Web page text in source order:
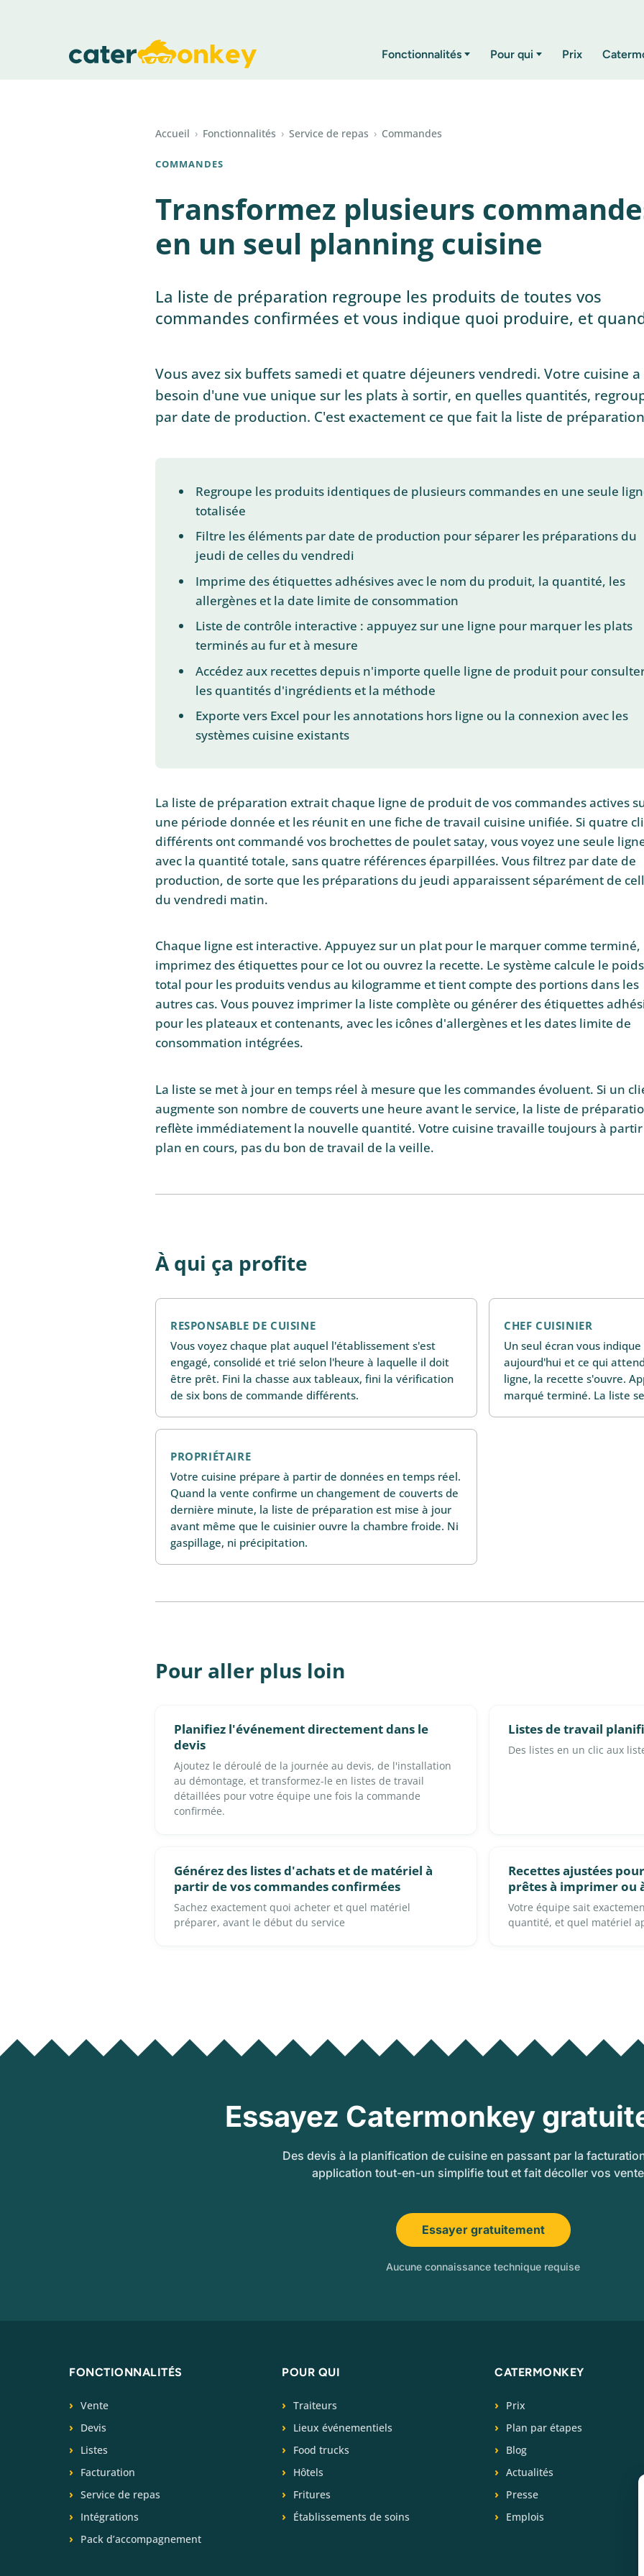
Fonctionnalités Pour qui Prix
Accueil › Fonctionnalités › Service de repas › Commandes
COMMANDES
Transformez plusieurs
en un seul planning cuisine
La liste de préparation regroupe les produits de toutes vos
commandes confirmées et vous indique quoi produire, et
Vous avez six buffets samedi et quatre déjeuners vendredi. Votre cuisine a
besoin d'une vue unique sur les plats à sortir, en quelles quantités,
par date de production. C'est exactement ce que fait la liste de
Regroupe les produits identiques de plusieurs commandes en une seule
totalisée
Filtre les éléments par date de production pour séparer les préparations du
jeudi de celles du vendredi
Imprime des étiquettes adhésives avec le nom du produit, la quantité, les
allergènes et la date limite de consommation
Liste de contrôle interactive : appuyez sur une ligne pour marquer les plats
terminés au fur et à mesure
Accédez aux recettes depuis n'importe quelle ligne de produit pour
les quantités d'ingrédients et la méthode
Exporte vers Excel pour les annotations hors ligne ou la connexion avec les
systèmes cuisine existants
La liste de préparation extrait chaque ligne de produit de vos commandes actives
une période donnée et les réunit en une fiche de travail cuisine unifiée. Si quatre
différents ont commandé vos brochettes de poulet satay, vous voyez une seule
avec la quantité totale, sans quatre références éparpillées. Vous filtrez par date de
production, de sorte que les préparations du jeudi apparaissent séparément de
du vendredi matin.
Chaque ligne est interactive. Appuyez sur un plat pour le marquer comme terminé,
imprimez des étiquettes pour ce lot ou ouvrez la recette. Le système calcule le poids
total pour les produits vendus au kilogramme et tient compte des portions dans les
autres cas. Vous pouvez imprimer la liste complète ou générer des étiquettes
pour les plateaux et contenants, avec les icônes d'allergènes et les dates limite de
consommation intégrées.
La liste se met à jour en temps réel à mesure que les commandes évoluent. Si un
augmente son nombre de couverts une heure avant le service, la liste de
reflète immédiatement la nouvelle quantité. Votre cuisine travaille toujours à
plan en cours, pas du bon de travail de la veille.
À qui ça profite
RESPONSABLE DE CUISINE
Vous voyez chaque plat auquel l'établissement s'est
engagé, consolidé et trié selon l'heure à laquelle il doit
être prêt. Fini la chasse aux tableaux, fini la vérification
de six bons de commande différents.
CHEF CUISINIER
Un seul écran vous
aujourd'hui et ce qui
ligne, la recette s'ouvre.
marqué terminé. La liste
PROPRIÉTAIRE
Votre cuisine prépare à partir de données en temps réel.
Quand la vente confirme un changement de couverts de
dernière minute, la liste de préparation est mise à jour
avant même que le cuisinier ouvre la chambre froide. Ni
gaspillage, ni précipitation.
Pour aller plus loin
Planifiez l'événement directement dans le
devis
Ajoutez le déroulé de la journée au devis, de l'installation
au démontage, et transformez-le en listes de travail
détaillées pour votre équipe une fois la commande
confirmée.
Listes de travail
Des listes en un clic aux
Générez des listes d'achats et de matériel à
partir de vos commandes confirmées
Sachez exactement quoi acheter et quel matériel
préparer, avant le début du service
Recettes ajustées
prêtes à imprimer ou
Votre équipe sait
quantité, et quel matériel
Essayez Catermonkey
Des devis à la planification de cuisine en passant par la
application tout-en-un simplifie tout et fait décoller vos
Essayer gratuitement
Aucune connaissance technique requise
FONCTIONNALITÉS
Vente
Devis
Listes
Facturation
Service de repas
Intégrations
Pack d’accompagnement
POUR QUI
Traiteurs
Lieux événementiels
Food trucks
Hôtels
Fritures
Établissements de soins
CATERMONKEY
Prix
Plan par étapes
Blog
Actualités
Presse
Emplois